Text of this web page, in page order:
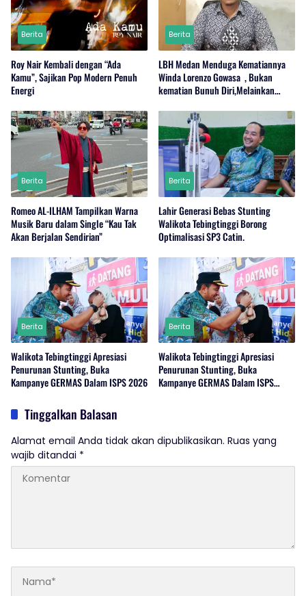
Berita
Roy Nair Kembali dengan “Ada
Kamu”, Sajikan Pop Modern Penuh
Energi
Berita
LBH Medan Menduga Kematiannya
Winda Lorenzo Gowasa , Bukan
kematian Bunuh Diri,Melainkan
Berita
Romeo AL-ILHAM Tampilkan Warna
Musik Baru dalam Single “Kau Tak
Akan Berjalan Sendirian”
Berita
Lahir Generasi Bebas Stunting
Walikota Tebingtinggi Borong
Optimalisasi SP3 Catin.
Berita
Walikota Tebingtinggi Apresiasi
Penurunan Stunting, Buka
Kampanye GERMAS Dalam ISPS 2026
Berita
Walikota Tebingtinggi Apresiasi
Penurunan Stunting, Buka
Kampanye GERMAS Dalam ISPS
Tinggalkan Balasan
Alamat email Anda tidak akan dipublikasikan. Ruas yang
wajib ditandai *